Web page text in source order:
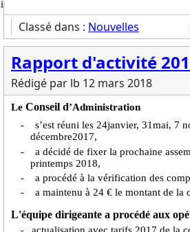
Classé dans : Nouvelles
Rapport d'activité
Rédigé par lb 12 mars 2018
Le Conseil d’Administration
- s’est réuni les 24janvier, 31mai, 7
décembre2017,
- a décidé de fixer la prochaine
printemps 2018,
- a procédé à la vérification des
- a maintenu à 24 € le montant de la
L'équipe dirigeante a procédé aux